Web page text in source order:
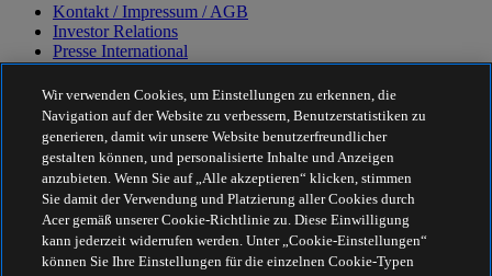
Kontakt / Impressum / AGB
Investor Relations
Presse International
Auszeichnungen
Veranstaltungen
Nachhaltigkeit
Nachhaltigkeit
Corporate Social Responsibility
CO2-Bilanz unserer Produkte
Project Humanity
Earthion
Wir verwenden Cookies, um Einstellungen zu erkennen, die
Navigation auf der Website zu verbessern, Benutzerstatistiken zu
generieren, damit wir unsere Website benutzerfreundlicher
gestalten können, und personalisierte Inhalte und Anzeigen
anzubieten. Wenn Sie auf „Alle akzeptieren“ klicken, stimmen
Sie damit der Verwendung und Platzierung aller Cookies durch
Acer gemäß unserer Cookie-Richtlinie zu. Diese Einwilligung
kann jederzeit widerrufen werden. Unter „Cookie-Einstellungen“
können Sie Ihre Einstellungen für die einzelnen Cookie-Typen